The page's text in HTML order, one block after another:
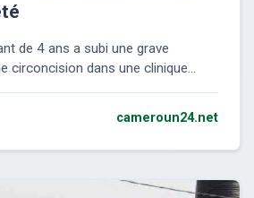
de 4 ans a subi une grave
circoncision dans une clinique...
cameroun24.net